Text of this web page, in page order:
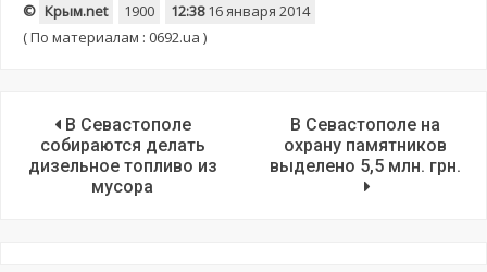
© Крым.net 1900 12:3816 января 2014
(По материалам : 0692.ua )
В Севастополе
собираются делать
дизельное топливо из
мусора
В Севастополе на
охрану памятников
выделено 5,5 млн. грн.